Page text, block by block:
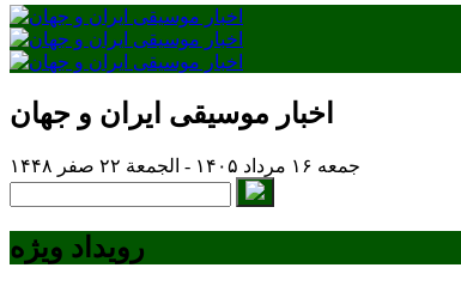
اخبار موسیقی ایران و جهان
جمعه ۱۶ مرداد ۱۴۰۵ - الجمعة ۲۲ صفر ۱۴۴۸
رویداد ویژه